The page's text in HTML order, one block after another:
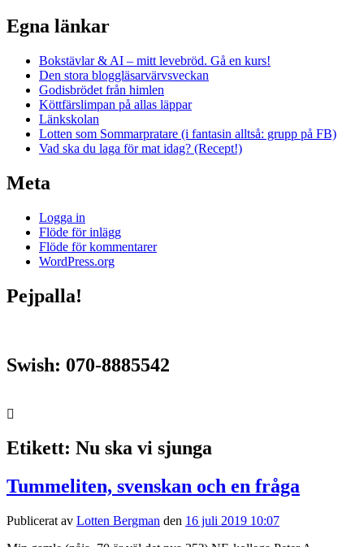
Egna länkar
Bokstävlar & AI – mitt levebröd. Gå en kurs!
Den stora bloggläsarvärvsveckan
Godisbrödet från himlen
Köttfärslimpan på allas läppar
Länkskolan
Lotten som Sommarpratare (i fantasin alltså: grupp på FB)
Vad ska du laga för mat idag? (Recept!)
Meta
Logga in
Flöde för inlägg
Flöde för kommentarer
WordPress.org
Pejpalla!
Swish: 070-8885542
Etikett: Nu ska vi sjunga
Tummeliten, svenskan och en fråga
Publicerat av Lotten Bergman den 16 juli 2019 10:07